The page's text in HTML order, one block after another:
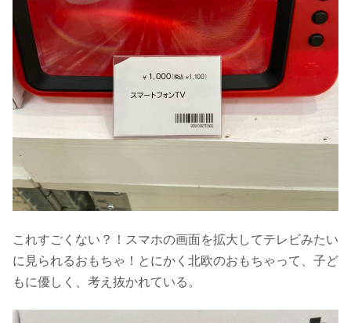
これすごくない？！スマホの画面を拡大してテレビみたい
に見られるおもちゃ！とにかく北欧のおもちゃって、子ど
もに優しく、考え抜かれている。